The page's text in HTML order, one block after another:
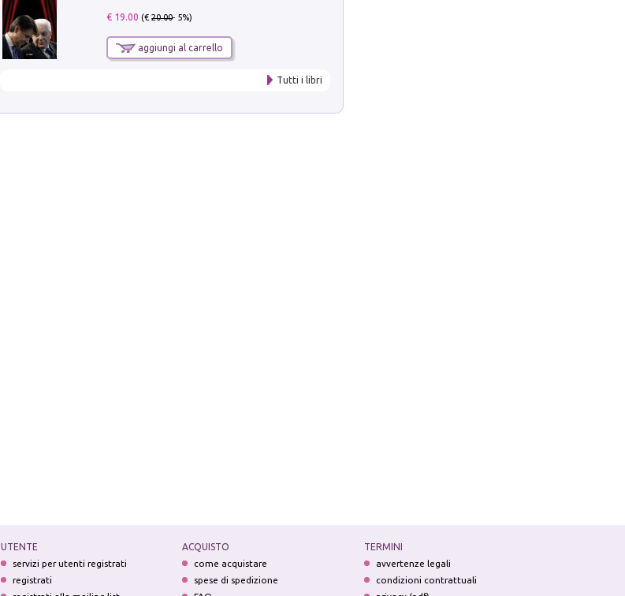
€ 19.00 (€20.00- 5%)
aggiungi al carrello
Tutti i libri
UTENTE
servizi per utenti registrati
registrati
ACQUISTO
come acquistare
spese di spedizione
TERMINI
avvertenze legali
condizioni contrattuali